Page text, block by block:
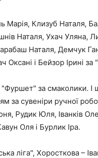
Клизуб Наталя,
Наталя, Ухач Уляна,
Наталя, Демчук
Оксані і Бейзор Ірині за
"Фуршет" за смаколики.
за сувеніри ручної
Рудик Юля, Іванків
Оля і Бурлик Іра.
ліга", Хоросткова –